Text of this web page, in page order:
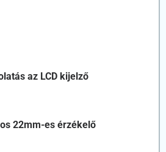
az LCD kijelző
22mm-es érzékelő